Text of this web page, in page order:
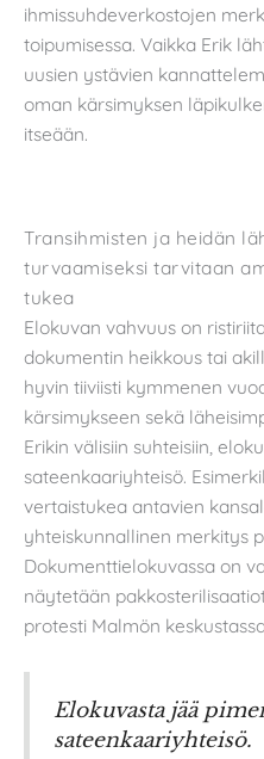
ihmissuhdeverkostojen
toipumisessa. Vaikka Erik
uusien ystävien
oman kärsimyksen
itseään.
Transihmisten ja heidän
turvaamiseksi tarvitaan
tukea
Elokuvan vahvuus on
dokumentin heikkous tai
hyvin tiiviisti kymmenen
kärsimykseen sekä
Erikin välisiin suhteisiin,
sateenkaariyhteisö.
vertaistukea antavien
yhteiskunnallinen merkitys
Dokumenttielokuvassa on
näytetään
protesti Malmön
Elokuvasta jää
sateenkaariyhteisö.